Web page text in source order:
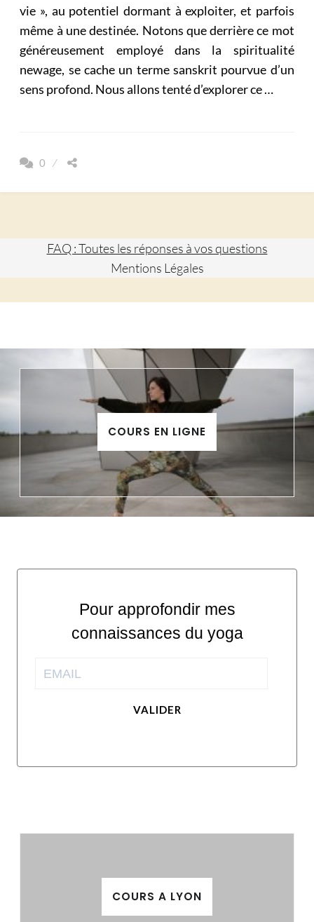
vie », au potentiel dormant à exploiter, et parfois
même à une destinée. Notons que derrière ce mot
généreusement employé dans la spiritualité
newage, se cache un terme sanskrit pourvue d’un
sens profond. Nous allons tenté d’explorer ce …
0
COURS EN LIGNE
Pour approfondir mes
connaissances du yoga
VALIDER
COURS A LYON
FAQ : Toutes les réponses à vos questions
Mentions Légales